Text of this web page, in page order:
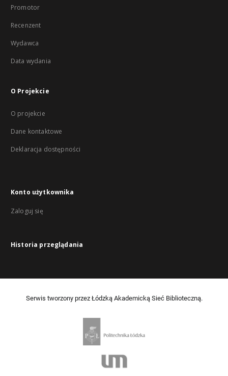
Promotor
Recenzent
Wydawca
Data wydania
O Projekcie
O projekcie
Dane kontaktowe
Deklaracja dostępności
Konto użytkownika
Zaloguj się
Historia przeglądania
Serwis tworzony przez Łódzką Akademicką Sieć Biblioteczną.